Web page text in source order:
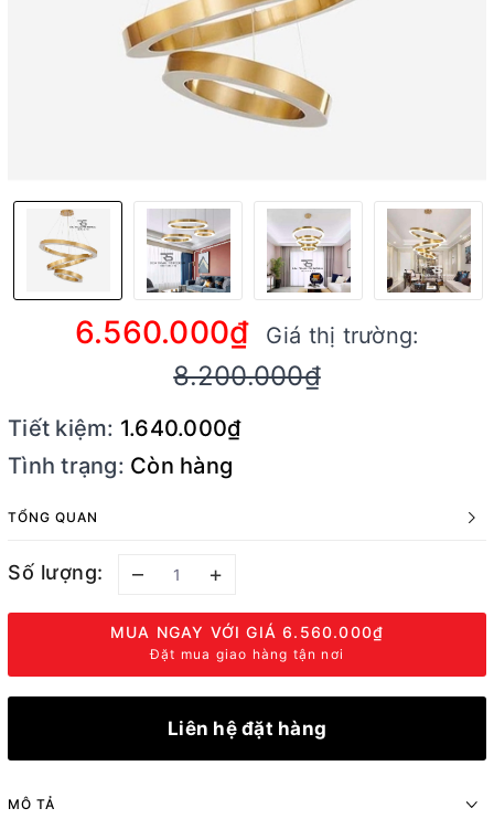
6.560.000₫ Giá thị trường:
8.200.000₫
Tiết kiệm: 1.640.000₫
Tình trạng: Còn hàng
TỔNG QUAN
Số lượng: – +
MUA NGAY VỚI GIÁ6.560.000₫
Đặt mua giao hàng tận nơi
Liên hệ đặt hàng
MÔ TẢ